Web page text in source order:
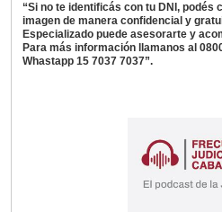
“Si no te identificás con tu DNI, podés
imagen de manera confidencial y
Especializado puede asesorarte y
Para más información llamanos al
Whastapp 15 7037 7037”.